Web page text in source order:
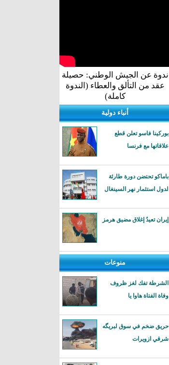
ندوة عن الجيش الوطني: حصيلة
عقد من التألق والعطاء (الندوة
كاملة)
أنباء دولية
بوركينا فاسو تعلن قطع
علاقاتها مع فرنسا
باماكو تحتضن دورة طارئة
لدول استثمار نهر السينغال
إيران تعيدُ إغلاق مضيق هرمز
منوعات
الشرطة تفك لغز ظروف
وفاة الفتاة هاوا يا
حريق ضخم في سوق لبريگه
شرقي ازويرات